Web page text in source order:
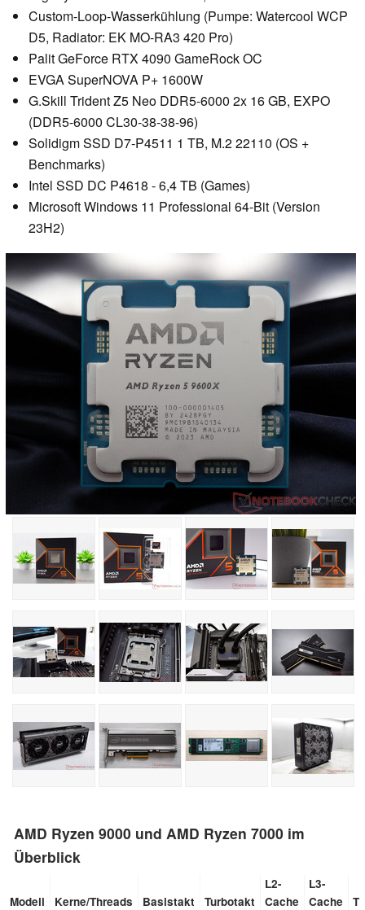
Custom-Loop-Wasserkühlung (Pumpe: Watercool WCP
D5, Radiator: EK MO-RA3 420 Pro)
Palit GeForce RTX 4090 GameRock OC
EVGA SuperNOVA P+ 1600W
G.Skill Trident Z5 Neo DDR5-6000 2x 16 GB, EXPO
(DDR5-6000 CL30-38-38-96)
Solidigm SSD D7-P4511 1 TB, M.2 22110 (OS +
Benchmarks)
Intel SSD DC P4618 - 6,4 TB (Games)
Microsoft Windows 11 Professional 64-Bit (Version
23H2)
AMD Ryzen 9000 und AMD Ryzen 7000 im
Überblick
Modell Kerne/Threads Basistakt Turbotakt
L2-
Cache
L3-
Cache